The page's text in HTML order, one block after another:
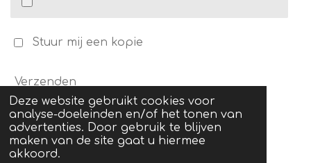
Deze website gebruikt cookies voor
analyse-doeleinden en/of het tonen van
advertenties. Door gebruik te blijven
maken van de site gaat u hiermee
akkoord.
Stuur mij een kopie
Verzenden
* Verplicht